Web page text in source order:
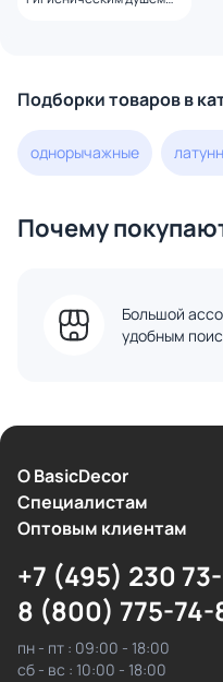
Подборки товаров в
однорычажные
Почему
Большой
удобным
О BasicDecor
Cпециалистам
Оптовым клиентам
+7 (495) 230
8 (800) 775-74-
пн - пт : 09:00 - 18:00
сб - вс : 10:00 - 18:00